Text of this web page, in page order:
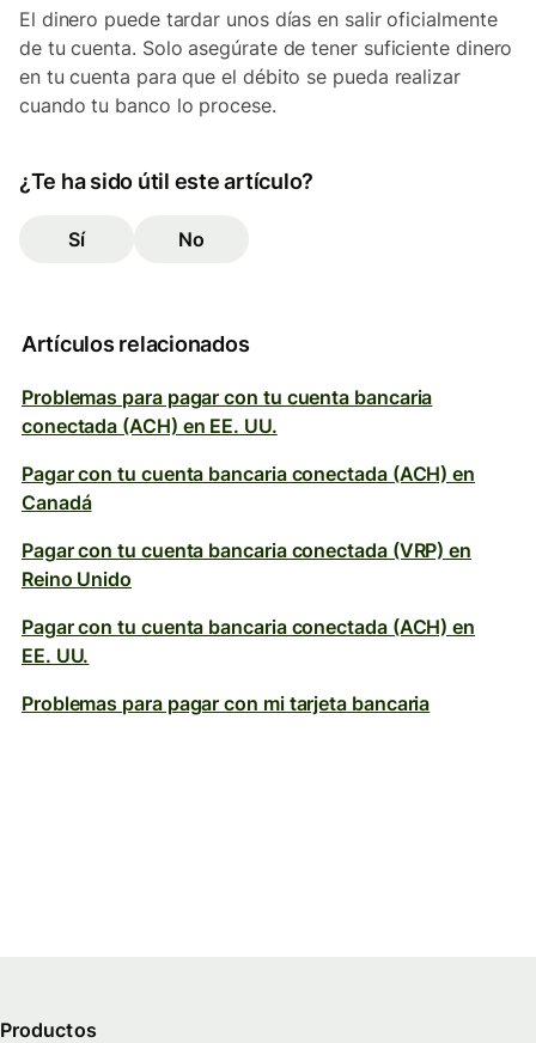
El dinero puede tardar unos días en salir oficialmente
de tu cuenta. Solo asegúrate de tener suficiente dinero
en tu cuenta para que el débito se pueda realizar
cuando tu banco lo procese.
¿Te ha sido útil este artículo?
Sí No
Artículos relacionados
Problemas para pagar con tu cuenta bancaria
conectada (ACH) en EE. UU.
Pagar con tu cuenta bancaria conectada (ACH) en
Canadá
Pagar con tu cuenta bancaria conectada (VRP) en
Reino Unido
Pagar con tu cuenta bancaria conectada (ACH) en
EE. UU.
Problemas para pagar con mi tarjeta bancaria
Productos